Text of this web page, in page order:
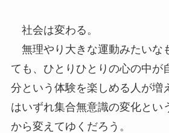
社会は変わる。
無理やり大きな運動みたいな
ても、ひとりひとりの心の中が
分という体験を楽しめる人が増
はいずれ集合無意識の変化とい
から変えてゆくだろう。